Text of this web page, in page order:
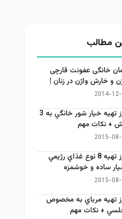
مطالب
خانگی عفونت قارچی
و خارش واژن در زنان |
کامل، ایمن و کاربردی
2014-
طرز تهيه خیار شور خانگي به 3
+ نكات مهم
2015-
طرز تهيه 8 نوع غذاي رژيمي
ساده و خوشمزه
2015-
تهيه مرباي به مخصوص
+ نكات مهم